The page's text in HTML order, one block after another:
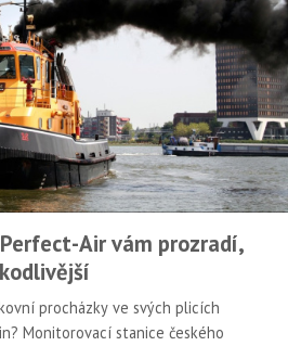
Air vám prozradí,
procházky ve svých plicích
Monitorovací stanice českého